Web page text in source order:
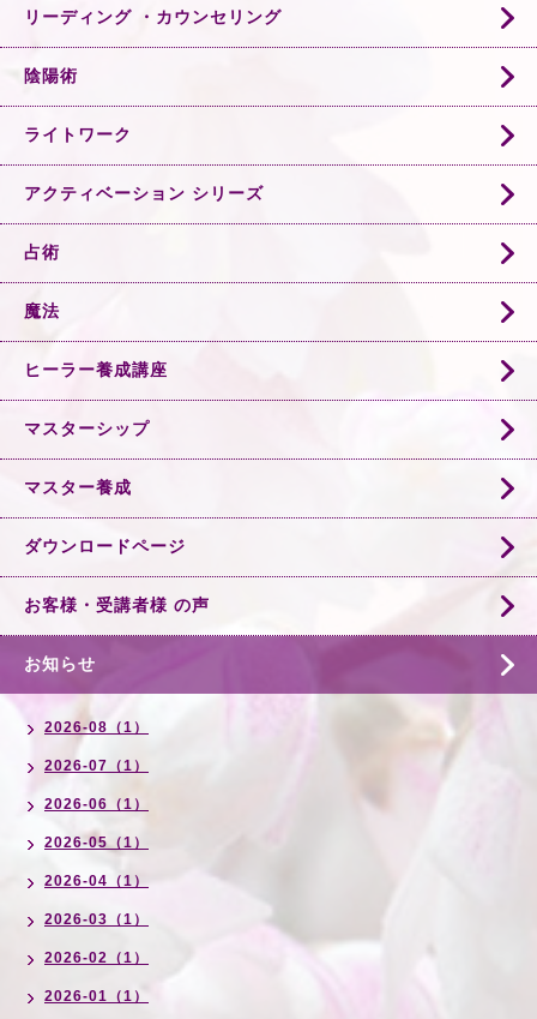
リーディング ・カウンセリング
陰陽術
ライトワーク
アクティベーション シリーズ
占術
魔法
ヒーラー養成講座
マスターシップ
マスター養成
ダウンロードページ
お客様・受講者様 の声
お知らせ
2026-08（1）
2026-07（1）
2026-06（1）
2026-05（1）
2026-04（1）
2026-03（1）
2026-02（1）
2026-01（1）